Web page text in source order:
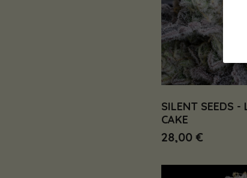
SILENT SEEDS -
CAKE
28,00 €